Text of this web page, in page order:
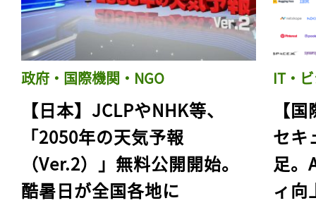
政府・国際機関・NGO
【日本】JCLPやNHK等、
「2050年の天気予報
（Ver.2）」無料公開開始。
酷暑日が全国各地に
IT・
【
セキ
足。
ィ向